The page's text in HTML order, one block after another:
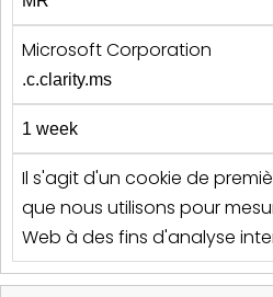
Microsoft Corporation
.c.clarity.ms
1 week
Il s'agit d'un cookie de
que nous utilisons pour
Web à des fins d'analyse